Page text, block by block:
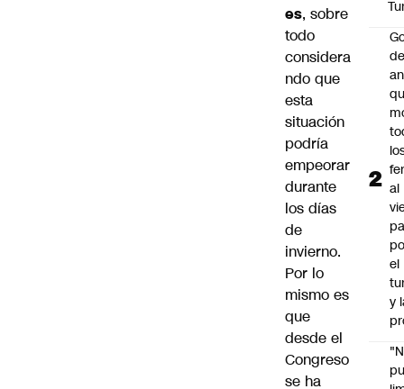
es, sobre
todo
considera
ndo que
esta
situación
podría
empeorar
durante
los días
de
invierno.
Por lo
mismo es
que
desde el
Congreso
se ha
al
el
y